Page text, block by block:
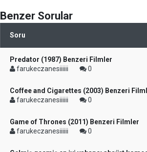
Benzer Sorular
Soru
Predator (1987) Benzeri Filmler
farukeczanesiiiiii
0
Coffee and Cigarettes (2003) Benzeri
farukeczanesiiiiii
0
Game of Thrones (2011) Benzeri Filmler
farukeczanesiiiiii
0